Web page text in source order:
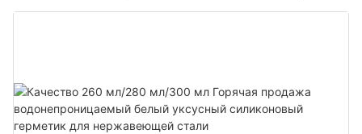
желобов уксусный силиконовый герметик